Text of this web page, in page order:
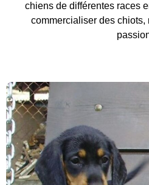
chiens de différentes races
commercialiser des chiots,